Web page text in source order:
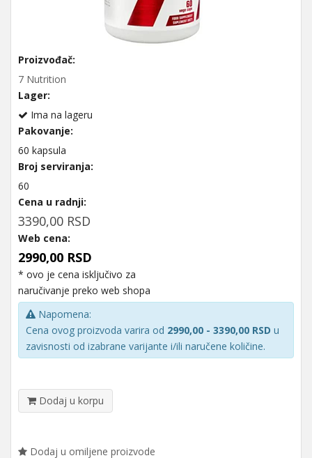
Proizvođač:
7 Nutrition
Lager:
Ima na lageru
Pakovanje:
60 kapsula
Broj serviranja:
60
Cena u radnji:
3390,00 RSD
Web cena:
2990,00 RSD
* ovo je cena isključivo za
naručivanje preko web shopa
Napomena:
Cena ovog proizvoda varira od 2990,00 - 3390,00 RSD u
zavisnosti od izabrane varijante i/ili naručene količine.
Dodaj u korpu
Dodaj u omiljene proizvode